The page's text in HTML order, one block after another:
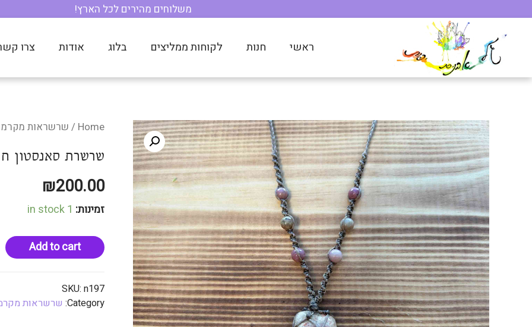
ראשי חנות לקוחות ממליצים בלוג אודות צרו
Home
/ שרשראות
שרשרת סאנסטון
₪200.00
זמינות: 1 in stock
Add to cart
SKU: n197
Category: שרשראות